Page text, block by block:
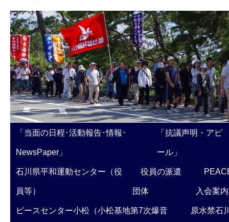
「当面の日程･活動報告･情報･
NewsPaper」
「抗議声明・アピ
ール」
石川県平和運動センター（役
員等）
役員の派遣
団体 入会案内
ピースセンター小松（小松基地第7次爆音 原水禁石